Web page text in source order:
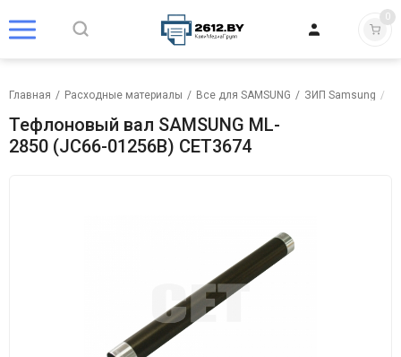
0
Главная / Расходные материалы / Все для SAMSUNG / ЗИП Samsung /
Тефлоновый вал SAMSUNG ML-
2850 (JC66-01256B) CET3674